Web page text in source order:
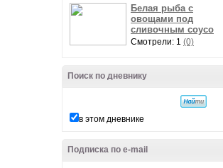
Белая рыба с
овощами под
сливочным соусо
Смотрели: 1 (0)
Поиск по дневнику
в этом дневнике
Подписка по e-mail